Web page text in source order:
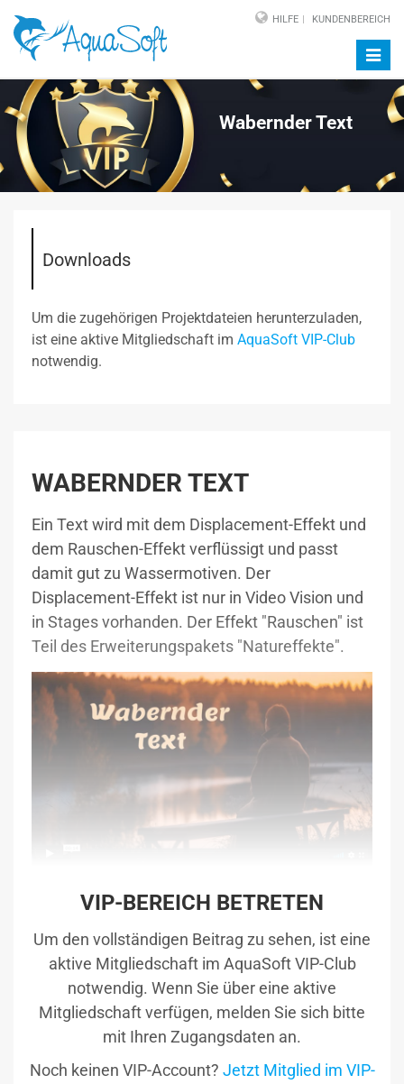
HILFE KUNDENBEREICH
auf-/
Wabernder Text
Downloads
Um die zugehörigen Projektdateien herunterzuladen,
ist eine aktive Mitgliedschaft im AquaSoft VIP-Club
notwendig.
WABERNDER TEXT
Ein Text wird mit dem Displacement-Effekt und
dem Rauschen-Effekt verflüssigt und passt
damit gut zu Wassermotiven. Der
Displacement-Effekt ist nur in Video Vision und
in Stages vorhanden. Der Effekt "Rauschen" ist
Teil des Erweiterungspakets "Natureffekte".
VIP-BEREICH BETRETEN
Um den vollständigen Beitrag zu sehen, ist eine
aktive Mitgliedschaft im AquaSoft VIP-Club
notwendig. Wenn Sie über eine aktive
Mitgliedschaft verfügen, melden Sie sich bitte
mit Ihren Zugangsdaten an.
Noch keinen VIP-Account? Jetzt Mitglied im VIP-